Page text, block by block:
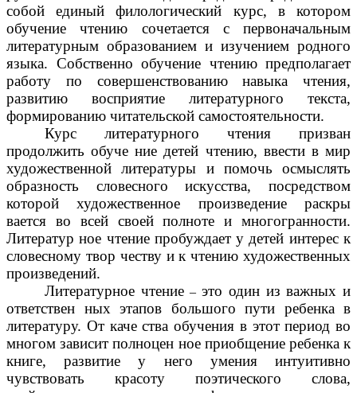
собой единый филологический курс, в котором
обучение чтению сочетается с первоначальным
литературным образованием и изучением родного
языка. Собственно обучение чтению предполагает
работу по совершенствованию навыка чтения,
развитию восприятие литературного текста,
формированию читательской самостоятельности.
Курс литературного чтения призван
продолжить обуче ние детей чтению, ввести в мир
художественной литературы и помочь осмыслять
образность словесного искусства, посредством
которой художественное произведение раскры
вается во всей своей полноте и многогранности.
Литератур ное чтение пробуждает у детей интерес к
словесному твор честву и к чтению художественных
произведений.
Литературное чтение–это один из важных и
ответствен ных этапов большого пути ребенка в
литературу. От каче ства обучения в этот период во
многом зависит полноцен ное приобщение ребенка к
книге, развитие у него умения интуитивно
чувствовать красоту поэтического слова,